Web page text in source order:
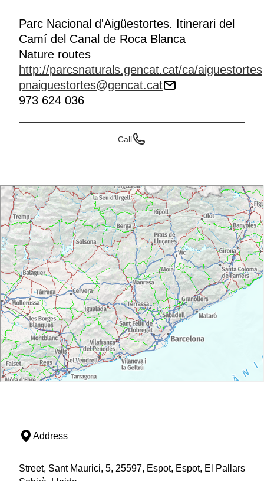
Parc Nacional d'Aigüestortes. Itinerari del
Camí del Canal de Roca Blanca
Nature routes
http://parcsnaturals.gencat.cat/ca/aiguestortes
pnaiguestortes@gencat.cat
973 624 036
Call
Address
Street, Sant Maurici, 5, 25597, Espot, Espot, El Pallars